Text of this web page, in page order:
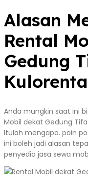
Alasan
Rental
Gedung
Anda mungkin saat ini
Mobil dekat Gedung
Itulah mengapa. poin
ini boleh jadi alasan
penyedia jasa sewa